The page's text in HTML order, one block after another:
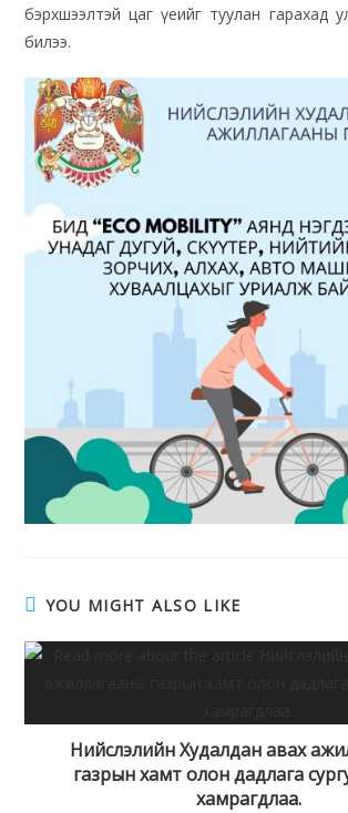
бэрхшээлтэй цаг үеийг туулан гарахад
билээ.
YOU MIGHT ALSO LIKE
Нийслэлийн Худалдан авах
газрын хамт олон дадлага
хамрагдлаа.